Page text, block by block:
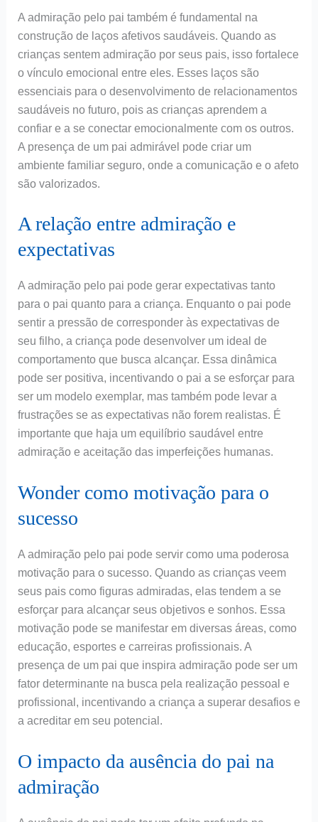
A admiração pelo pai também é fundamental na
construção de laços afetivos saudáveis. Quando as
crianças sentem admiração por seus pais, isso fortalece
o vínculo emocional entre eles. Esses laços são
essenciais para o desenvolvimento de relacionamentos
saudáveis no futuro, pois as crianças aprendem a
confiar e a se conectar emocionalmente com os outros.
A presença de um pai admirável pode criar um
ambiente familiar seguro, onde a comunicação e o afeto
são valorizados.
A relação entre admiração e
expectativas
A admiração pelo pai pode gerar expectativas tanto
para o pai quanto para a criança. Enquanto o pai pode
sentir a pressão de corresponder às expectativas de
seu filho, a criança pode desenvolver um ideal de
comportamento que busca alcançar. Essa dinâmica
pode ser positiva, incentivando o pai a se esforçar para
ser um modelo exemplar, mas também pode levar a
frustrações se as expectativas não forem realistas. É
importante que haja um equilíbrio saudável entre
admiração e aceitação das imperfeições humanas.
Wonder como motivação para o
sucesso
A admiração pelo pai pode servir como uma poderosa
motivação para o sucesso. Quando as crianças veem
seus pais como figuras admiradas, elas tendem a se
esforçar para alcançar seus objetivos e sonhos. Essa
motivação pode se manifestar em diversas áreas, como
educação, esportes e carreiras profissionais. A
presença de um pai que inspira admiração pode ser um
fator determinante na busca pela realização pessoal e
profissional, incentivando a criança a superar desafios e
a acreditar em seu potencial.
O impacto da ausência do pai na
admiração